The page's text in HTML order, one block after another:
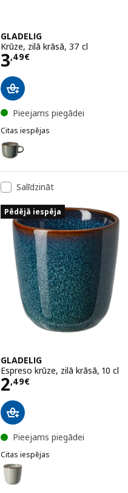
GLADELIG
Krūze, zilā krāsā, 37 cl
3,49€
Cena 3,49€
Pieejams piegādei
Citas iespējas
GLADELIG
Variants: GLADELIG, Krūze,
Variants: GLADELIG, Krūze,
Salīdzināt
Pēdējā iespēja
GLADELIG
Espreso krūze, zilā krāsā, 10 cl
2,49€
Cena 2,49€
Pieejams piegādei
Citas iespējas
GLADELIG
Variants: GLADELIG, Espreso